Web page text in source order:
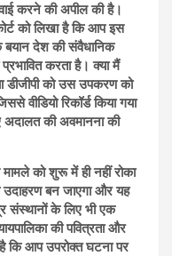
करने की अपील की है।
को लिखा है कि आप इस
बयान देश की संवैधानिक
करता है। क्या मैं
को उस उपकरण को
वीडियो रिकॉर्ड किया गया
की अवमानना ​​की
को शुरू में ही नहीं रोका
उदाहरण बन जाएगा और यह
संस्थानों के लिए भी एक
की पवित्रता और
कि आप उपरोक्त घटना पर